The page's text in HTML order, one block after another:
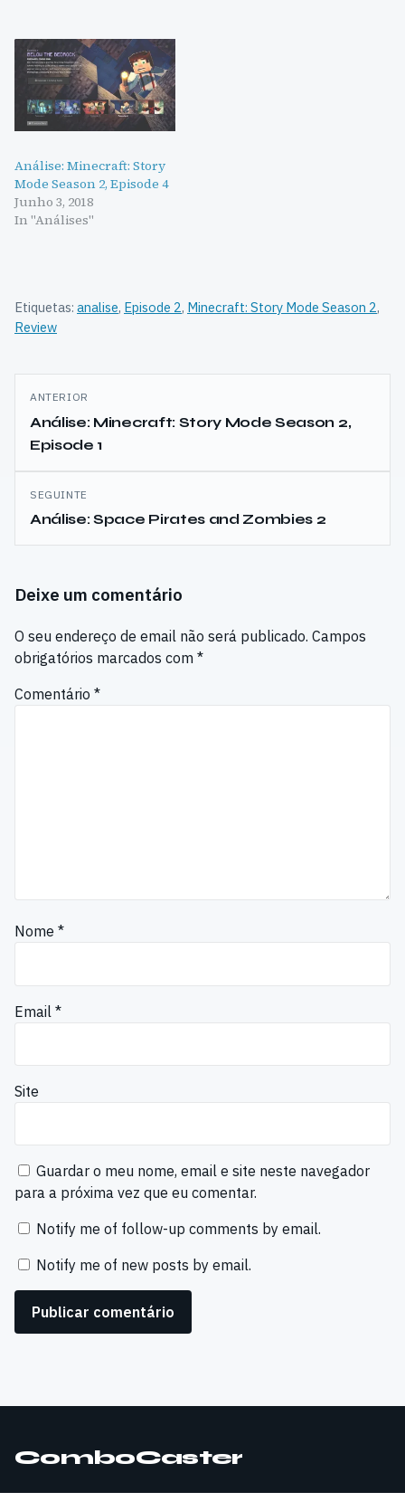
Análise: Minecraft: Story
Mode Season 2, Episode 4
Junho 3, 2018
In "Análises"
Etiquetas: analise, Episode 2, Minecraft: Story Mode Season 2,
Review
Navegação
de
artigos
ANTERIOR
Análise: Minecraft: Story Mode Season 2,
Episode 1
SEGUINTE
Análise: Space Pirates and Zombies 2
Deixe um comentário
O seu endereço de email não será publicado. Campos
obrigatórios marcados com *
Comentário *
Nome *
Email *
Site
Guardar o meu nome, email e site neste navegador
para a próxima vez que eu comentar.
Notify me of follow-up comments by email.
Notify me of new posts by email.
ComboCaster